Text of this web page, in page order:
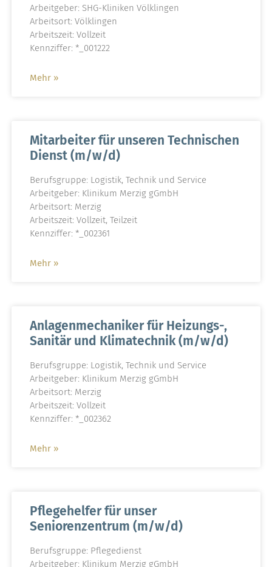
Arbeitgeber: SHG-Kliniken Völklingen
Arbeitsort: Völklingen
Arbeitszeit: Vollzeit
Kennziffer: *_001222
Mehr »
Mitarbeiter für unseren Technischen
Dienst (m/w/d)
Berufsgruppe: Logistik, Technik und Service
Arbeitgeber: Klinikum Merzig gGmbH
Arbeitsort: Merzig
Arbeitszeit: Vollzeit, Teilzeit
Kennziffer: *_002361
Mehr »
Anlagenmechaniker für Heizungs-,
Sanitär und Klimatechnik (m/w/d)
Berufsgruppe: Logistik, Technik und Service
Arbeitgeber: Klinikum Merzig gGmbH
Arbeitsort: Merzig
Arbeitszeit: Vollzeit
Kennziffer: *_002362
Mehr »
Pflegehelfer für unser
Seniorenzentrum (m/w/d)
Berufsgruppe: Pflegedienst
Arbeitgeber: Klinikum Merzig gGmbH